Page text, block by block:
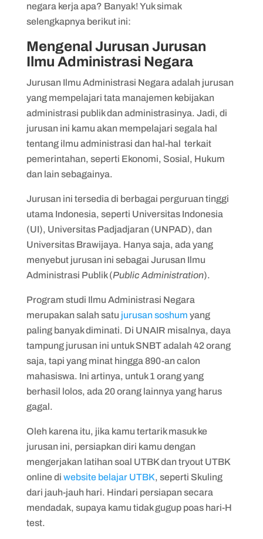
negara kerja apa? Banyak! Yuk simak
selengkapnya berikut ini:
Mengenal Jurusan Jurusan
Ilmu Administrasi Negara
Jurusan Ilmu Administrasi Negara adalah jurusan
yang mempelajari tata manajemen kebijakan
administrasi publik dan administrasinya. Jadi, di
jurusan ini kamu akan mempelajari segala hal
tentang ilmu administrasi dan hal-hal terkait
pemerintahan, seperti Ekonomi, Sosial, Hukum
dan lain sebagainya.
Jurusan ini tersedia di berbagai perguruan tinggi
utama Indonesia, seperti Universitas Indonesia
(UI), Universitas Padjadjaran (UNPAD), dan
Universitas Brawijaya. Hanya saja, ada yang
menyebut jurusan ini sebagai Jurusan Ilmu
Administrasi Publik (Public Administration).
Program studi Ilmu Administrasi Negara
merupakan salah satu jurusan soshum yang
paling banyak diminati. Di UNAIR misalnya, daya
tampung jurusan ini untuk SNBT adalah 42 orang
saja, tapi yang minat hingga 890-an calon
mahasiswa. Ini artinya, untuk 1 orang yang
berhasil lolos, ada 20 orang lainnya yang harus
gagal.
Oleh karena itu, jika kamu tertarik masuk ke
jurusan ini, persiapkan diri kamu dengan
mengerjakan latihan soal UTBK dan tryout UTBK
online di website belajar UTBK, seperti Skuling
dari jauh-jauh hari. Hindari persiapan secara
mendadak, supaya kamu tidak gugup poas hari-H
test.